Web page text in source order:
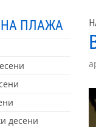
ПЛАЖА
десени